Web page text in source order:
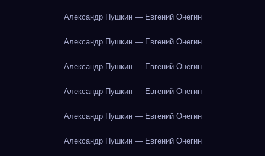
Александр Пушкин — Евгений Онегин
Александр Пушкин — Евгений Онегин
Александр Пушкин — Евгений Онегин
Александр Пушкин — Евгений Онегин
Александр Пушкин — Евгений Онегин
Александр Пушкин — Евгений Онегин